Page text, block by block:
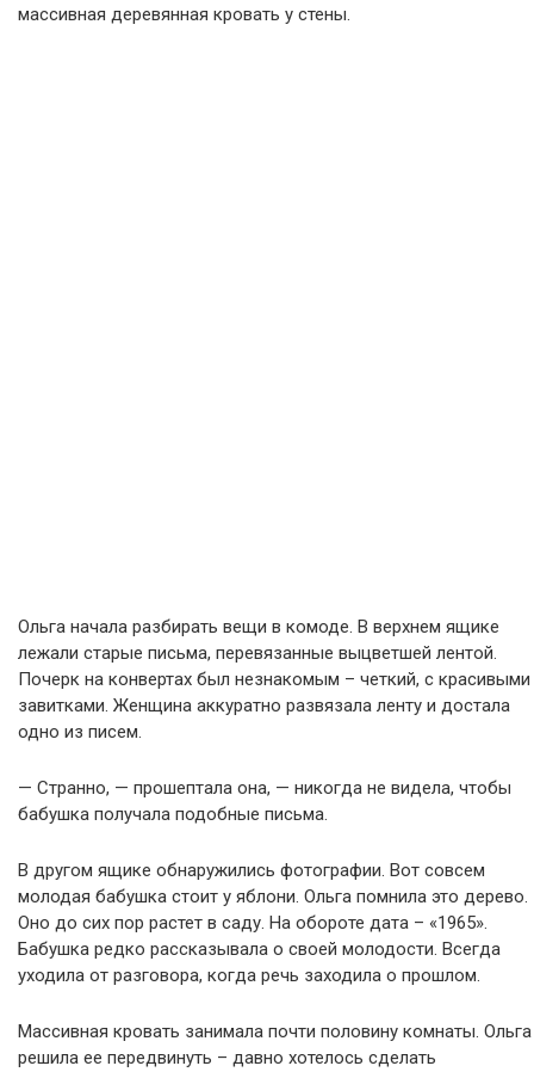
массивная деревянная кровать у стены.
Ольга начала разбирать вещи в комоде. В верхнем ящике
лежали старые письма, перевязанные выцветшей лентой.
Почерк на конвертах был незнакомым – четкий, с красивыми
завитками. Женщина аккуратно развязала ленту и достала
одно из писем.
— Странно, — прошептала она, — никогда не видела, чтобы
бабушка получала подобные письма.
В другом ящике обнаружились фотографии. Вот совсем
молодая бабушка стоит у яблони. Ольга помнила это дерево.
Оно до сих пор растет в саду. На обороте дата – «1965».
Бабушка редко рассказывала о своей молодости. Всегда
уходила от разговора, когда речь заходила о прошлом.
Массивная кровать занимала почти половину комнаты. Ольга
решила ее передвинуть – давно хотелось сделать